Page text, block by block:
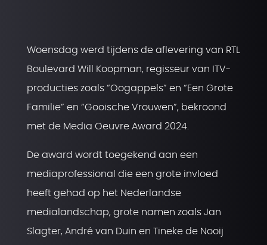
Woensdag werd tijdens de aflevering van RTL
Boulevard Will Koopman, regisseur van ITV-
producties zoals “Oogappels” en “Een Grote
Familie” en “Gooische Vrouwen”, bekroond
met de Media Oeuvre Award 2024.
De award wordt toegekend aan een
mediaprofessional die een grote invloed
heeft gehad op het Nederlandse
medialandschap, grote namen zoals Jan
Slagter, André van Duin en Tineke de Nooij